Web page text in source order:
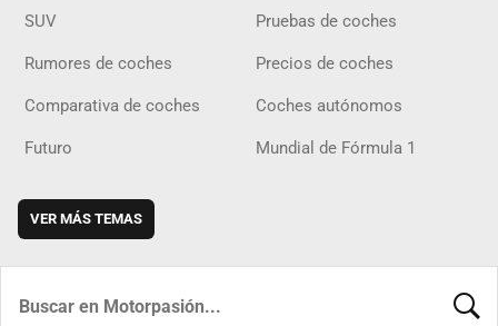
SUV Pruebas de coches
Rumores de coches Precios de coches
Comparativa de coches Coches autónomos
Futuro Mundial de Fórmula 1
VER MÁS TEMAS